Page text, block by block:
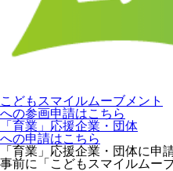
こどもスマイルムーブメント
への参画申請はこちら
「育業」応援企業・団体
への申請はこちら
「育業」応援企業・団体に申
事前に「こどもスマイルムー